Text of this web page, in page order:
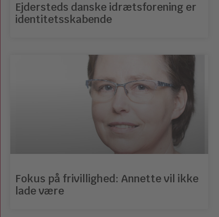
Ejdersteds danske idrætsforening er
identitetsskabende
Fokus på frivillighed: Annette vil ikke
lade være